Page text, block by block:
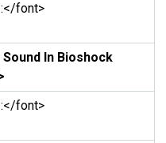
font>
In Bioshock
font>